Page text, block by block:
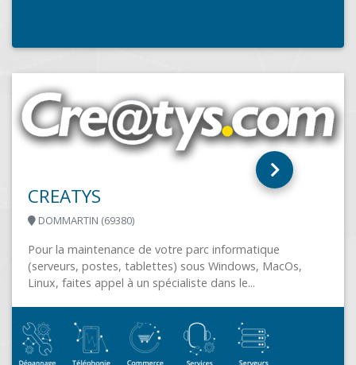
AROBACE
RENNES (35000)
Vente et dépannage informatiques sur Rennes depuis
1996 Vente de matériel configurations, portables,
matériel réseau, périphériques et accessoires,
composants... Dépannage en...